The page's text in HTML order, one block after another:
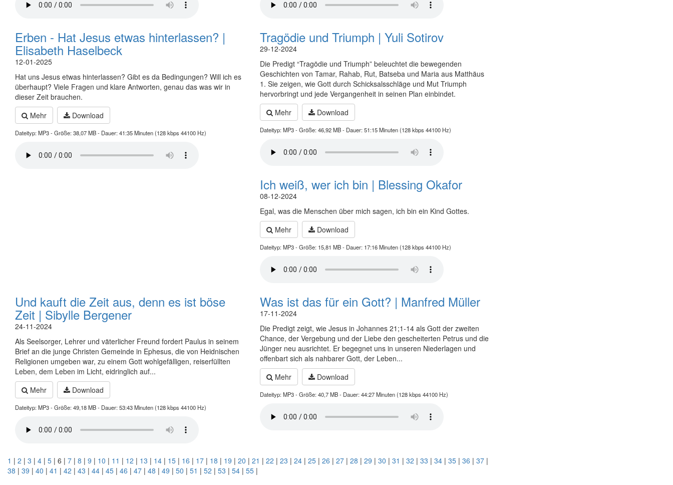
Erben - Hat Jesus etwas hinterlassen? |
Elisabeth Haselbeck
12-01-2025
Hat uns Jesus etwas hinterlassen? Gibt es da Bedingungen? Will ich es
überhaupt? Viele Fragen und klare Antworten, genau das was wir in
dieser Zeit brauchen.
Mehr
Download
Dateityp: MP3 - Größe: 38,07 MB - Dauer: 41:35 Minuten (128 kbps 44100 Hz)
Tragödie und Triumph | Yuli Sotirov
29-12-2024
Die Predigt “Tragödie und Triumph” beleuchtet die bewegenden
Geschichten von Tamar, Rahab, Rut, Batseba und Maria aus Matthäus
1. Sie zeigen, wie Gott durch Schicksalsschläge und Mut Triumph
hervorbringt und jede Vergangenheit in seinen Plan einbindet.
Mehr
Download
Dateityp: MP3 - Größe: 46,92 MB - Dauer: 51:15 Minuten (128 kbps 44100 Hz)
Ich weiß, wer ich bin | Blessing Okafor
08-12-2024
Egal, was die Menschen über mich sagen, ich bin ein Kind Gottes.
Mehr
Download
Dateityp: MP3 - Größe: 15,81 MB - Dauer: 17:16 Minuten (128 kbps 44100 Hz)
Und kauft die Zeit aus, denn es ist böse
Zeit | Sibylle Bergener
24-11-2024
Als Seelsorger, Lehrer und väterlicher Freund fordert Paulus in seinem
Brief an die junge Christen Gemeinde in Ephesus, die von Heidnischen
Religionen umgeben war, zu einem Gott wohlgefälligen, reiserfüllten
Leben, dem Leben im Licht, eidringlich auf...
Mehr
Download
Dateityp: MP3 - Größe: 49,18 MB - Dauer: 53:43 Minuten (128 kbps 44100 Hz)
Was ist das für ein Gott? | Manfred Müller
17-11-2024
Die Predigt zeigt, wie Jesus in Johannes 21;1-14 als Gott der zweiten
Chance, der Vergebung und der Liebe den gescheiterten Petrus und die
Jünger neu ausrichtet. Er begegnet uns in unseren Niederlagen und
offenbart sich als nahbarer Gott, der Leben...
Mehr
Download
Dateityp: MP3 - Größe: 40,7 MB - Dauer: 44:27 Minuten (128 kbps 44100 Hz)
1 | 2 | 3 | 4 | 5 | 6 | 7 | 8 | 9 | 10 | 11 | 12 | 13 | 14 | 15 | 16 | 17 | 18 | 19 | 20 | 21 | 22 | 23 | 24 | 25 | 26 | 27 | 28 | 29 | 30 | 31 | 32 | 33 | 34 | 35 | 36 | 37 |
38 | 39 | 40 | 41 | 42 | 43 | 44 | 45 | 46 | 47 | 48 | 49 | 50 | 51 | 52 | 53 | 54 | 55 |